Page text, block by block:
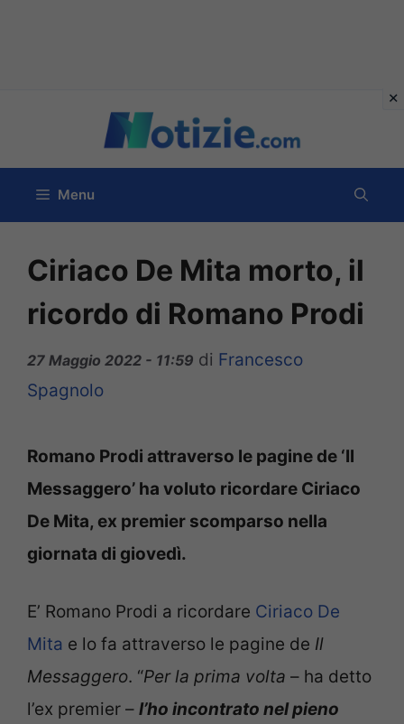
contenuto
Menu
Ciriaco De Mita morto, il
ricordo di Romano Prodi
27 Maggio 2022 - 11:59 di Francesco
Spagnolo
Romano Prodi attraverso le pagine de ‘Il
Messaggero’ ha voluto ricordare Ciriaco
De Mita, ex premier scomparso nella
giornata di giovedì.
E’ Romano Prodi a ricordare Ciriaco De
Mita e lo fa attraverso le pagine de Il
Messaggero. “Per la prima volta – ha detto
l’ex premier – l’ho incontrato nel pieno